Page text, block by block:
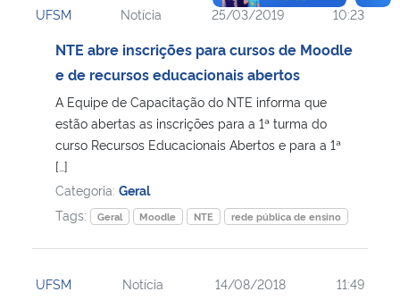
UFSM Notícia 25/03/2019 10:23
NTE abre inscrições para cursos de Moodle
e de recursos educacionais abertos
A Equipe de Capacitação do NTE informa que
estão abertas as inscrições para a 1ª turma do
curso Recursos Educacionais Abertos e para a 1ª
[…]
Categoria: Geral
Tags:
Geral Moodle NTE rede pública de ensino
UFSM Notícia 14/08/2018 11:49